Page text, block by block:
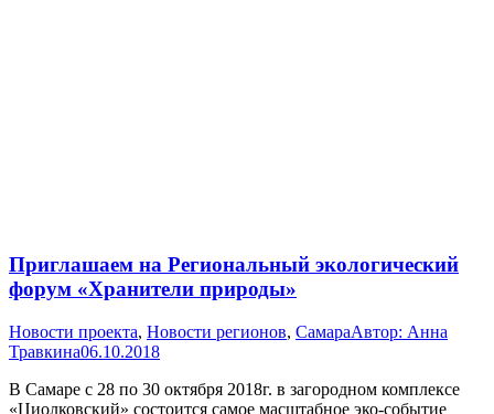
Приглашаем на Региональный экологический
форум «Хранители природы»
Новости проекта, Новости регионов, СамараАвтор: Анна
Травкина06.10.2018
В Самаре с 28 по 30 октября 2018г. в загородном комплексе
«Циолковский» состоится самое масштабное эко-событие